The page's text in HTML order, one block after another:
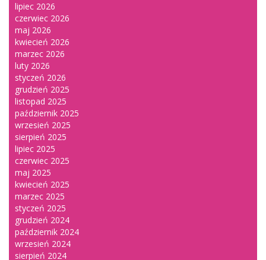
lipiec 2026
czerwiec 2026
maj 2026
kwiecień 2026
marzec 2026
luty 2026
styczeń 2026
grudzień 2025
listopad 2025
październik 2025
wrzesień 2025
sierpień 2025
lipiec 2025
czerwiec 2025
maj 2025
kwiecień 2025
marzec 2025
styczeń 2025
grudzień 2024
październik 2024
wrzesień 2024
sierpień 2024